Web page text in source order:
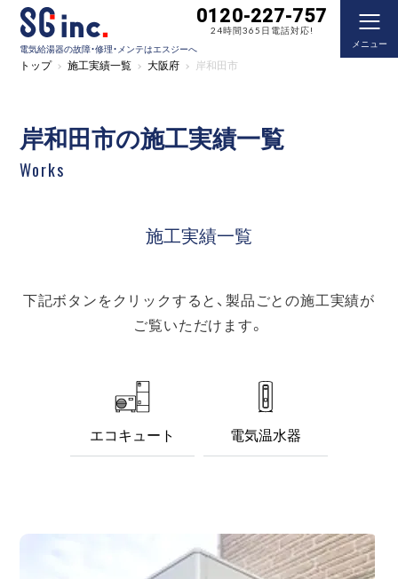
電気給湯器の故障・修理・メンテはエスジーへ
0120-227-757
24時間365日電話対応!
メニュー
トップ 施工実績一覧 大阪府 岸和田市
岸和田市の施工実績一覧
Works
施工実績一覧
下記ボタンをクリックすると、製品ごとの施工実績が
ご覧いただけます。
エコキュート 電気温水器